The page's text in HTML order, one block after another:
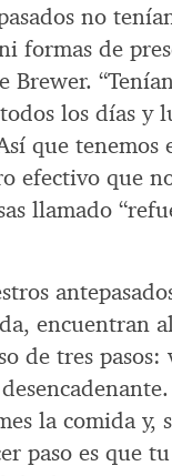
no
formas de
Brewer.
los días y
que tenemos
efectivo que
llamado
encuentran
de tres pasos:
la comida y,
paso es que